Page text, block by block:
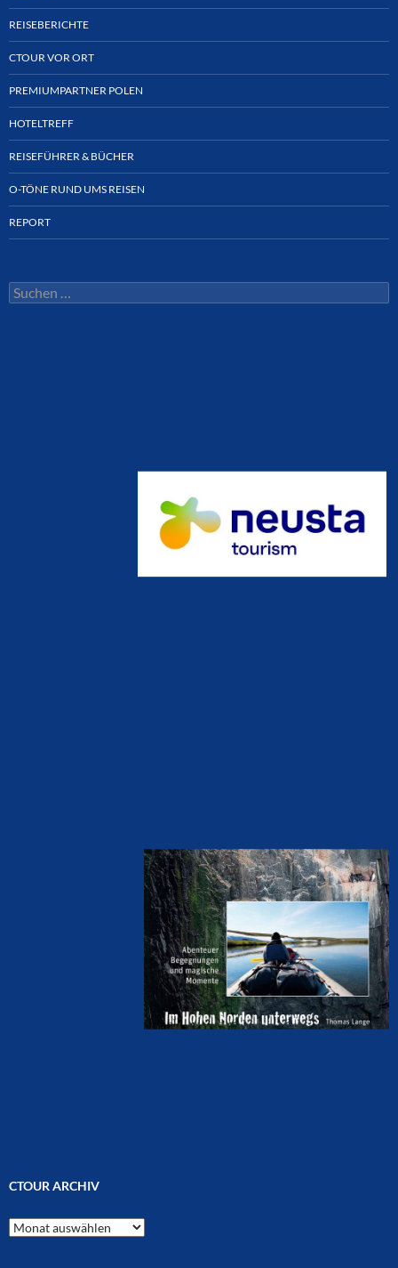
REISEBERICHTE
CTOUR VOR ORT
PREMIUMPARTNER POLEN
HOTELTREFF
REISEFÜHRER & BÜCHER
O-TÖNE RUND UMS REISEN
REPORT
Suchen
nach:
CTOUR ARCHIV
CTOUR
Archiv